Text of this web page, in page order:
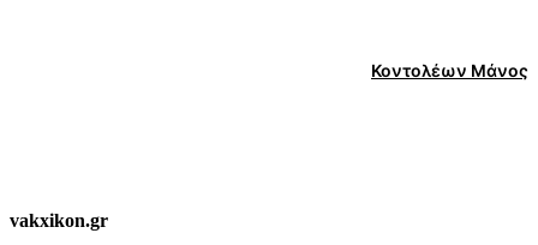
Κοντολέων Μάνος
vakxikon.gr